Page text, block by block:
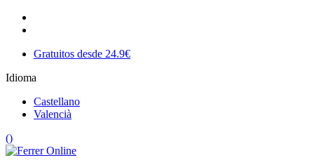
Gratuitos desde 24.9€
Idioma
Castellano
Valencià
()